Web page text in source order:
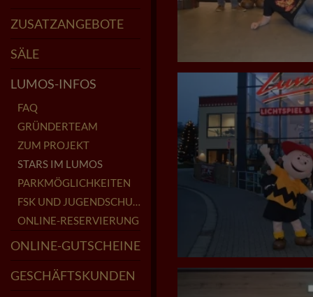
ÖFFNUNGSZEITEN
SPEISEKARTE
ZUSATZANGEBOTE
KIDS CLUB
POPCORN FÜR FEIERN
KINDERGEBURTSTAGE
KINDER-COCKTAILKURS
SAALMIETE
CINFINITY - KINO ABO
SÄLE
LUMOS
IGNIS
AQUA
AERO
TERRA
MYSTIQUE
LUMOS-INFOS
FAQ
GRÜNDERTEAM
ZUM PROJEKT
STARS IM LUMOS
PARKMÖGLICHKEITEN
FSK UND JUGENDSCHUTZ
ONLINE-RESERVIERUNG
ONLINE-GUTSCHEINE
GESCHÄFTSKUNDEN